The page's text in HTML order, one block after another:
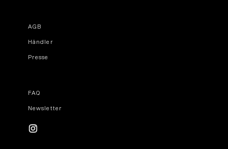
AGB
Händler
Presse
FAQ
Newsletter